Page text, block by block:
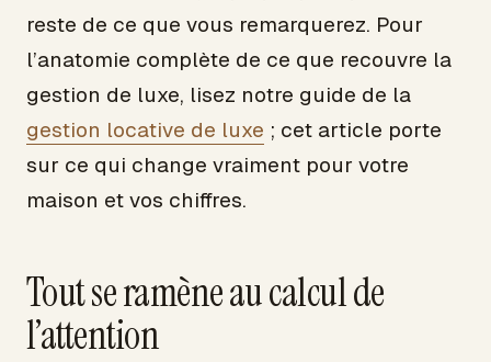
reste de ce que vous remarquerez. Pour
l’anatomie complète de ce que recouvre la
gestion de luxe, lisez notre guide de la
gestion locative de luxe ; cet article porte
sur ce qui change vraiment pour votre
maison et vos chiffres.
Tout se ramène au calcul de
l’attention